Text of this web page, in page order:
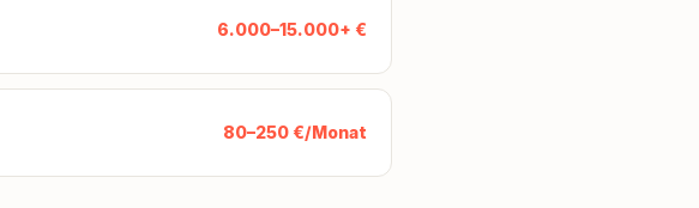
6.000–15.000+ €
80–250 €/Monat